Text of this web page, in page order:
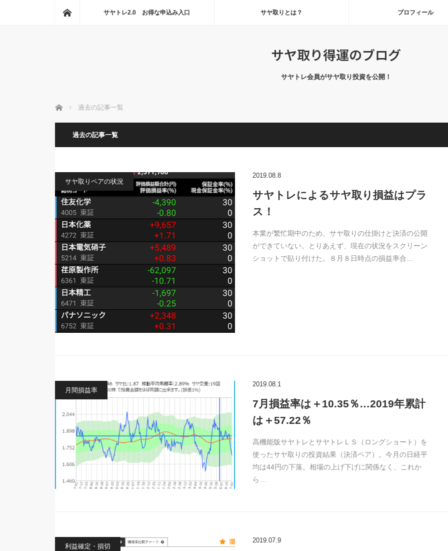
サヤトレ2.0 お得な申込み入口 サヤ取りとは？ プロフィール
サヤ取り得運のブログ
サヤトレ会員がサヤ取り投資を公開！
ホーム 過去の記事一覧
過去の記事一覧
サヤ取りペアの状況
2019.08.8
サヤトレによるサヤ取り損益はプラ
ス！
本業が繁忙期中のため、サヤ取りの仕掛けと決済の公開
ができていない。とりあえず、現在の状況をスクリーン
ショットで貼り付けた。８月８日時点の損益率合…
月間損益率
2019.08.1
7月損益率は＋10.35％…2019年累計
は＋57.22％
高機能版サヤトレとサヤトレＬＳ（ロングショート）を
使ったサヤ取りの投資結果（決済ペア）。今月の日経平
均は44円の下落。相場の上げ下げに関係なく、これか
ら…
利益確定・損切
2019.07.9